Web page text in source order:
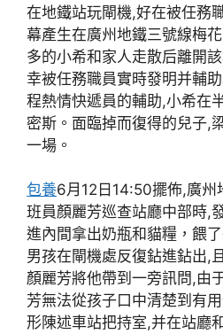
在地鐵站玩閘機,好在被任
幕產生在廣州地鐵三號線梅
多的小希和家人走散后離開
幸被任務職員實時發明并輔
程熱情快遞員的輔助,小希在
密斯。面臨掉而復得的兒子,
一場。
包養6月12日14:50擺佈,廣州
班員顏麗芳巡查站廳中部時,
進內間拿出奶瓶和貓糧，餵
男孩在閘機處反復鉆進鉆出,
顏麗芳將他帶到一旁訊問,由
芳無法從孩子口中清楚到有
形陳述車站把持室,并在站廳